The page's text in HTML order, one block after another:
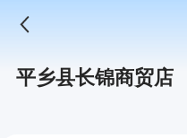
平乡县长锦商贸店